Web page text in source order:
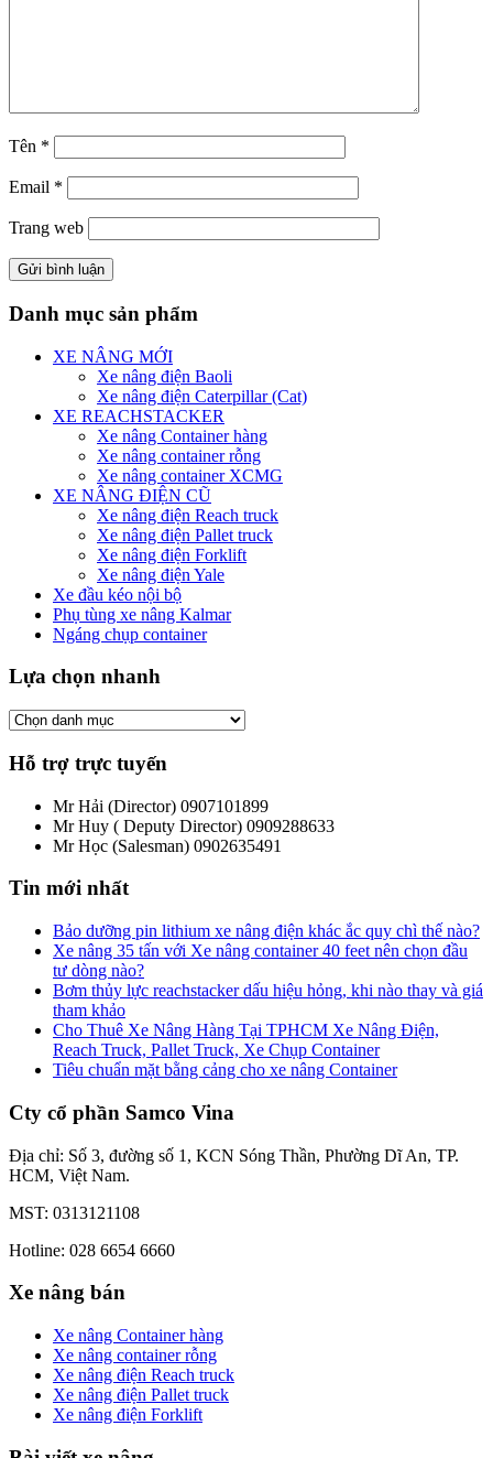
Tên *
Email *
Trang web
Danh mục sản phẩm
XE NÂNG MỚI
Xe nâng điện Baoli
Xe nâng điện Caterpillar (Cat)
XE REACHSTACKER
Xe nâng Container hàng
Xe nâng container rỗng
Xe nâng container XCMG
XE NÂNG ĐIỆN CŨ
Xe nâng điện Reach truck
Xe nâng điện Pallet truck
Xe nâng điện Forklift
Xe nâng điện Yale
Xe đầu kéo nội bộ
Phụ tùng xe nâng Kalmar
Ngáng chụp container
Lựa chọn nhanh
Hỗ trợ trực tuyến
Mr Hải (Director) 0907101899
Mr Huy ( Deputy Director) 0909288633
Mr Học (Salesman) 0902635491
Tin mới nhất
Bảo dưỡng pin lithium xe nâng điện khác ắc quy chì thế nào?
Xe nâng 35 tấn với Xe nâng container 40 feet nên chọn đầu
tư dòng nào?
Bơm thủy lực reachstacker dấu hiệu hỏng, khi nào thay và giá
tham khảo
Cho Thuê Xe Nâng Hàng Tại TPHCM Xe Nâng Điện,
Reach Truck, Pallet Truck, Xe Chụp Container
Tiêu chuẩn mặt bằng cảng cho xe nâng Container
Cty cổ phần Samco Vina
Địa chỉ: Số 3, đường số 1, KCN Sóng Thần, Phường Dĩ An, TP.
HCM, Việt Nam.
MST: 0313121108
Hotline: 028 6654 6660
Xe nâng bán
Xe nâng Container hàng
Xe nâng container rỗng
Xe nâng điện Reach truck
Xe nâng điện Pallet truck
Xe nâng điện Forklift